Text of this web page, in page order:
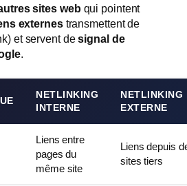
sites web qui pointent
externestransmettent de
et servent designal de
.
NETLINKING
INTERNE
NETLINKING
EXTERNE
Liens entre
pages du
même site
Liens depuis
sites tiers